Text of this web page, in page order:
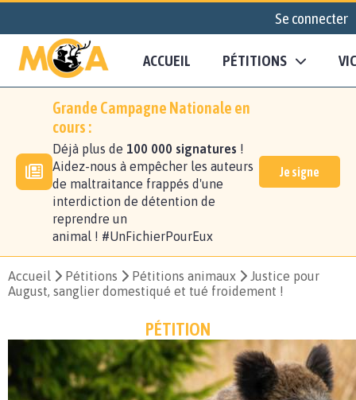
Se connecter
ACCUEIL PÉTITIONS
Grande Campagne Nationale en
cours :
Déjà plus de 100 000 signatures !
Aidez-nous à empêcher les auteurs
de maltraitance frappés d'une
interdiction de détention de
reprendre un
animal ! #UnFichierPourEux
Je signe
Accueil Pétitions Pétitions animaux
Justice pour
August, sanglier domestiqué et tué froidement !
PÉTITION